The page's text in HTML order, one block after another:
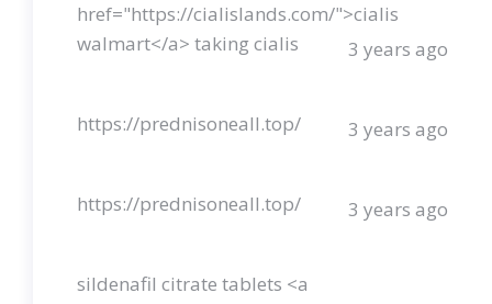
href="https://cialislands.com/">cialis
walmart</a> taking cialis
3 years ago
https://prednisoneall.top/ 3 years ago
https://prednisoneall.top/ 3 years ago
sildenafil citrate tablets <a